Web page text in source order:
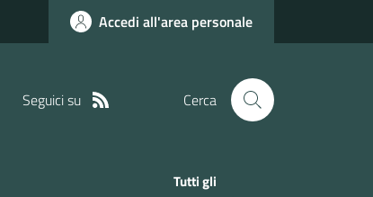
Accedi all'area personale
Seguici su Cerca
Tutti gli